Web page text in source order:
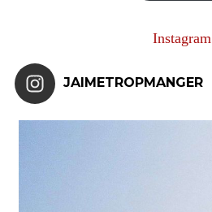
Instagram
JAIMETROPMANGER